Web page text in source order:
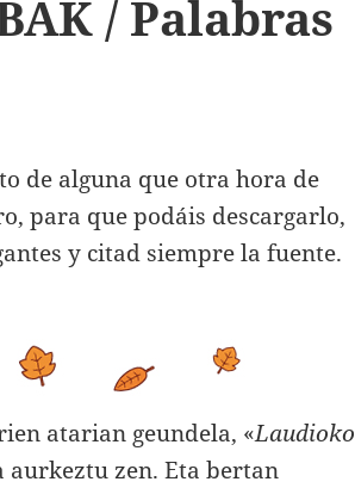
/ Palabras
de alguna que otra hora de
para que podáis descargarlo,
y citad siempre la fuente.
atarian geundela, «Laudioko
aurkeztu zen. Eta bertan